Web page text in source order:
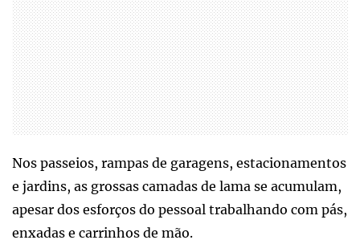
Nos passeios, rampas de garagens, estacionamentos
e jardins, as grossas camadas de lama se acumulam,
apesar dos esforços do pessoal trabalhando com pás,
enxadas e carrinhos de mão.